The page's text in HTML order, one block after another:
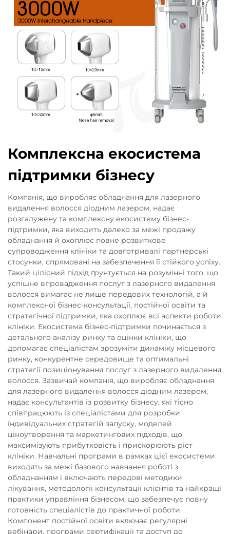
Комплексна екосистема
підтримки бізнесу
Компанія, що виробляє обладнання для лазерного
видалення волосся діодним лазером, надає
розгалужену та комплексну екосистему бізнес-
підтримки, яка виходить далеко за межі продажу
обладнання й охоплює повне розвиткове
супроводження клініки та довготривалі партнерські
стосунки, спрямовані на забезпечення її стійкого успіху.
Такий цілісний підхід ґрунтується на розумінні того, що
успішне впровадження послуг з лазерного видалення
волосся вимагає не лише передових технологій, а й
комплексної бізнес-консультації, постійної освіти та
стратегічної підтримки, яка охоплює всі аспекти роботи
клініки. Екосистема бізнес-підтримки починається з
детального аналізу ринку та оцінки клініки, що
допомагає спеціалістам зрозуміти динаміку місцевого
ринку, конкурентне середовище та оптимальні
стратегії позиціонування послуг з лазерного видалення
волосся. Зазвичай компанія, що виробляє обладнання
для лазерного видалення волосся діодним лазером,
надає консультантів із розвитку бізнесу, які тісно
співпрацюють із спеціалістами для розробки
індивідуальних стратегій запуску, моделей
ціноутворення та маркетингових підходів, що
максимізують прибутковість і прискорюють ріст
клініки. Навчальні програми в рамках цієї екосистеми
виходять за межі базового навчання роботі з
обладнанням і включають передові методики
лікування, методології консультації клієнтів та найкращі
практики управління бізнесом, що забезпечує повну
готовність спеціалістів до практичної роботи.
Компонент постійної освіти включає регулярні
вебінари, програми сертифікації та доступ до